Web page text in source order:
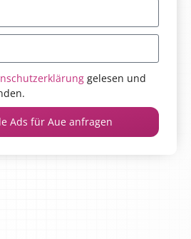
gelesen und
Ads für Aue anfragen